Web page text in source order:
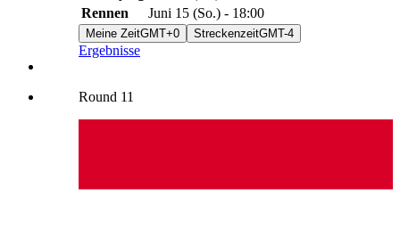
Rennen
Juni 15 (So.) - 18:00
Meine ZeitGMT+0 StreckenzeitGMT-4
Ergebnisse
Round 11